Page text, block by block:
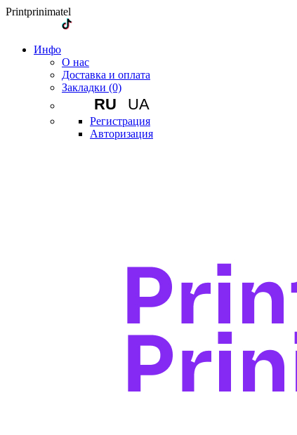
Printprinimatel
Инфо
О нас
Доставка и оплата
Закладки (0)
RU UA
Регистрация
Авторизация